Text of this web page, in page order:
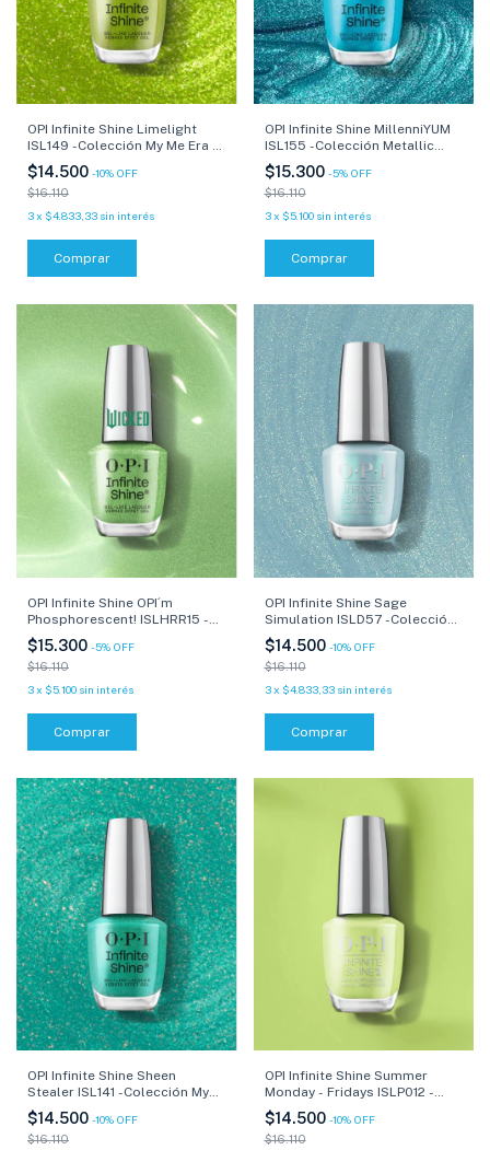
OPI Infinite Shine Limelight
ISL149 -Colección My Me Era -
15 ml
$14.500 -10% OFF
$16.110
3x $4.833,33 sin interés
Comprar
OPI Infinite Shine MillenniYUM
ISL155 -Colección Metallic
Mega Mix - 15 ml
$15.300 -5% OFF
$16.110
3 x $5.100 sin interés
Comprar
OPI Infinite Shine OPI´m
Phosphorescent! ISLHRR15 -
Colección Wicked - 15 ml
$15.300 -5% OFF
$16.110
3x $5.100 sin interés
Comprar
OPI Infinite Shine Sage
Simulation ISLD57 -Colección
Xbox - 15 ml
$14.500 -10% OFF
$16.110
3 x $4.833,33 sin interés
Comprar
OPI Infinite Shine Sheen
Stealer ISL141 -Colección My
Me Era - 15 ml
$14.500 -10% OFF
$16.110
OPI Infinite Shine Summer
Monday - Fridays ISLP012 -
Colección Summer Makes the
Rules - 15 ml
$14.500 -10% OFF
$16.110